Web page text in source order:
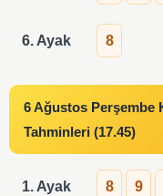
6. Ayak 8
6 Ağustos Perşembe
Tahminleri (17.45)
1. Ayak 8 9